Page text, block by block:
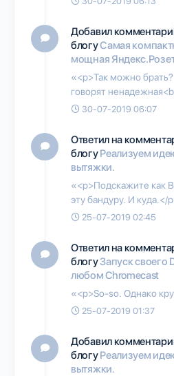
Добавил
блогуСамая
мощная
«<p>Так можно
говорят
30-07-2019 06:07
Ответил на
блогуРеализуем
вытяжки.
«<p>Подскажите как
эту бандуру. И куда.</
25-07-2019 02:45
Ответил на
блогуЗапуск своего
любом Chromecast
«<p>So-so. Однако
25-07-2019 01:37
Добавил
блогуРеализуем
вытяжки.